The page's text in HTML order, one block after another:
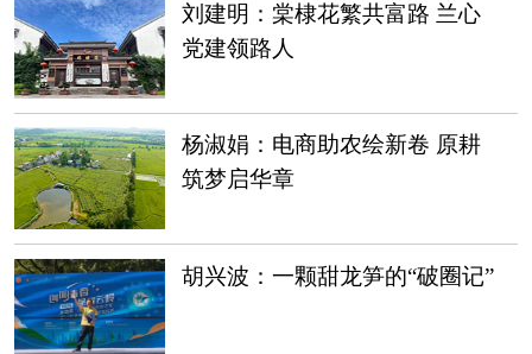
刘建明：棠棣花繁共富路 兰心
党建领路人
杨淑娟：电商助农绘新卷 原耕
筑梦启华章
胡兴波：一颗甜龙笋的“破圈记”